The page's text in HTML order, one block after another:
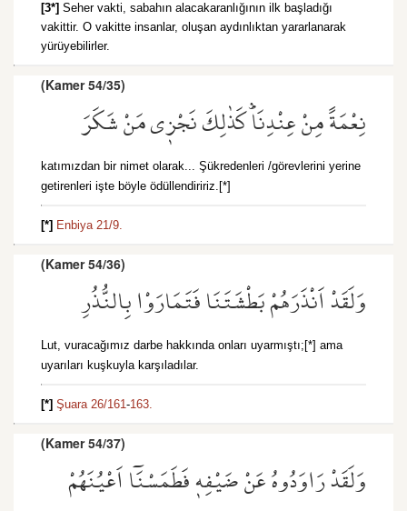
[3*] Seher vakti, sabahın alacakaranlığının ilk başladığı
vakittir. O vakitte insanlar, oluşan aydınlıktan yararlanarak
yürüyebilirler.
(Kamer 54/35)
نِعْمَةً مِنْ عِنْدِنَاۜ كَذٰلِكَ نَجْز۪ي مَنْ شَكَرَ
katımızdan bir nimet olarak... Şükredenleri /görevlerini yerine
getirenleri işte böyle ödüllendiririz.[*]
[*] Enbiya 21/9.
(Kamer 54/36)
وَلَقَدْ اَنْذَرَهُمْ بَطْشَتَنَا فَتَمَارَوْا بِالنُّذُرِ
Lut, vuracağımız darbe hakkında onları uyarmıştı;[*] ama
uyarıları kuşkuyla karşıladılar.
[*] Şuara 26/161-163.
(Kamer 54/37)
وَلَقَدْ رَاوَدُوهُ عَنْ ضَيْفِه۪ فَطَمَسْنَٓا اَعْيُنَهُمْ